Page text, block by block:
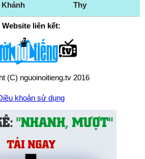
Khánh Thy
Website liên kết:
(C) nguoinoitieng.tv 2016
khoản sử dụng
sách quyền riêng tư